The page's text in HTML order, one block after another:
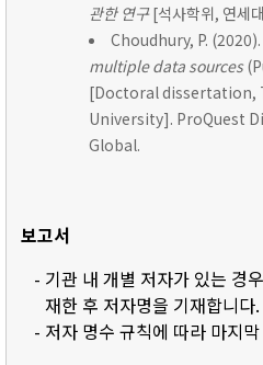
관한 연구[석사학위, 연세
Choudhury, P. (2020).
multiple data sources
[Doctoral dissertation,
University]. ProQuest
Global.
보고서
- 기관 내 개별 저자가 있는 경
재한 후 저자명을 기재합니다.
- 저자 명수 규칙에 따라 마지